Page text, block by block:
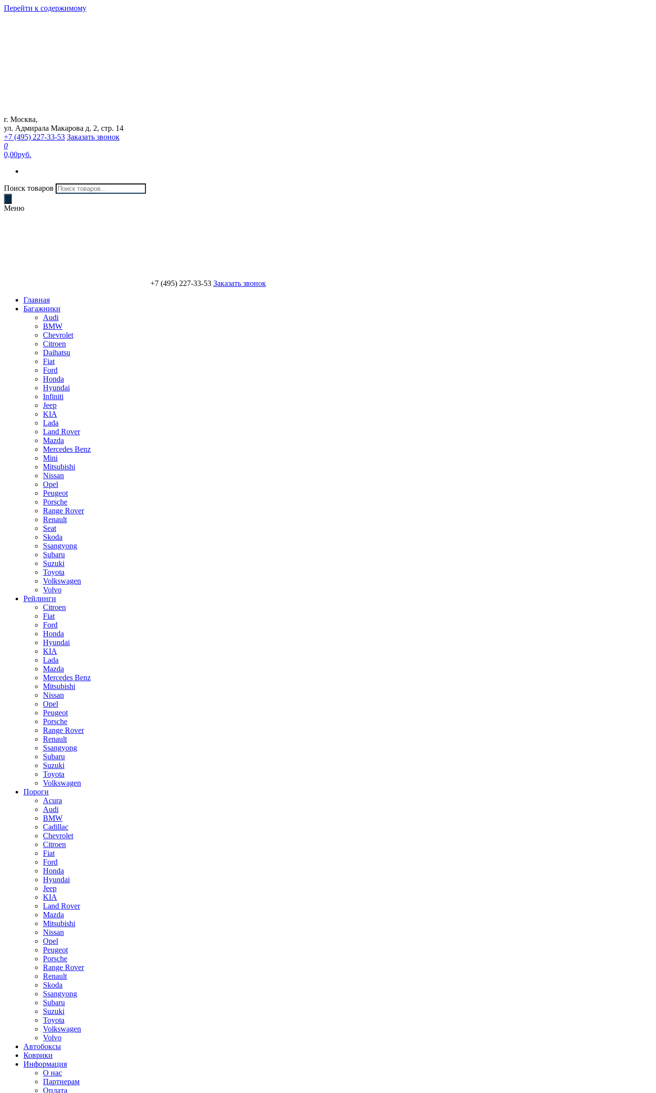
Перейти к содержимому
Интернет магазин "Can Auto"
г. Москва,
ул. Адмирала Макарова д. 2, стр. 14
+7 (495) 227-33-53 Заказать звонок
0
0,00руб.
Поиск товаров
Меню
+7 (495) 227-33-53 Заказать звонок
Главная
Багажники
Audi
BMW
Chevrolet
Citroen
Daihatsu
Fiat
Ford
Honda
Hyundai
Infiniti
Jeep
KIA
Lada
Land Rover
Mazda
Mercedes Benz
Mini
Mitsubishi
Nissan
Opel
Peugeot
Porsche
Range Rover
Renault
Seat
Skoda
Ssangyong
Subaru
Suzuki
Toyota
Volkswagen
Volvo
Рейлинги
Citroen
Fiat
Ford
Honda
Hyundai
KIA
Lada
Mazda
Mercedes Benz
Mitsubishi
Nissan
Opel
Peugeot
Porsche
Range Rover
Renault
Ssangyong
Subaru
Suzuki
Toyota
Volkswagen
Пороги
Acura
Audi
BMW
Cadillac
Chevrolet
Citroen
Fiat
Ford
Honda
Hyundai
Jeep
KIA
Land Rover
Mazda
Mitsubishi
Nissan
Opel
Peugeot
Porsche
Range Rover
Renault
Skoda
Ssangyong
Subaru
Suzuki
Toyota
Volkswagen
Volvo
Автобоксы
Коврики
Информация
О нас
Партнерам
Оплата